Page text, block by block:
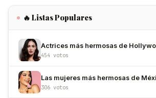
🔥 Listas Populares
Actrices más hermosas de
454 votos
Las mujeres más hermosas de
306 votos